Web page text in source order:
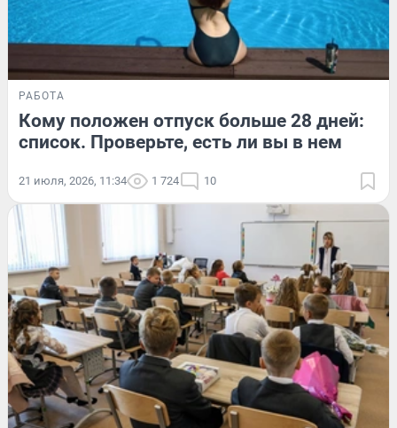
РАБОТА
Кому положен отпуск больше 28 дней:
список. Проверьте, есть ли вы в нем
21 июля, 2026, 11:34 1 724 10